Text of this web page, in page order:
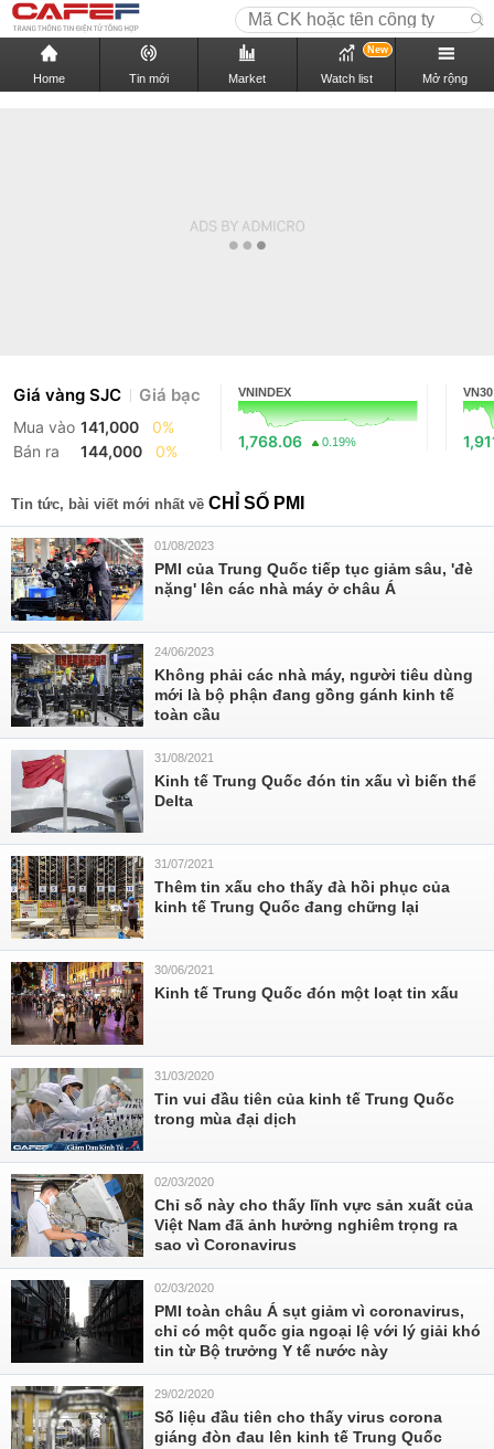
Home Tin mới Market Watch list
New
Mở rộng
Giá vàng SJC Giá bạc
Mua vào 141,000
0%
Bán ra
144,000 0%
VNINDEX
1,768.06 0.19%
VN30
Tin tức, bài viết mới nhất về CHỈ SỐ PMI
01/08/2023
PMI của Trung Quốc tiếp tục giảm sâu, 'đè
nặng' lên các nhà máy ở châu Á
24/06/2023
Không phải các nhà máy, người tiêu dùng
mới là bộ phận đang gồng gánh kinh tế
toàn cầu
31/08/2021
Kinh tế Trung Quốc đón tin xấu vì biến thể
Delta
31/07/2021
Thêm tin xấu cho thấy đà hồi phục của
kinh tế Trung Quốc đang chững lại
30/06/2021
Kinh tế Trung Quốc đón một loạt tin xấu
31/03/2020
Tin vui đầu tiên của kinh tế Trung Quốc
trong mùa đại dịch
02/03/2020
Chỉ số này cho thấy lĩnh vực sản xuất của
Việt Nam đã ảnh hưởng nghiêm trọng ra
sao vì Coronavirus
02/03/2020
PMI toàn châu Á sụt giảm vì coronavirus,
chỉ có một quốc gia ngoại lệ với lý giải khó
tin từ Bộ trưởng Y tế nước này
29/02/2020
Số liệu đầu tiên cho thấy virus corona
giáng đòn đau lên kinh tế Trung Quốc